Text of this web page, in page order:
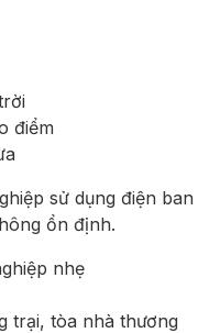
điểm
sử dụng điện ban
ổn định.
nhẹ
trại, tòa nhà thương